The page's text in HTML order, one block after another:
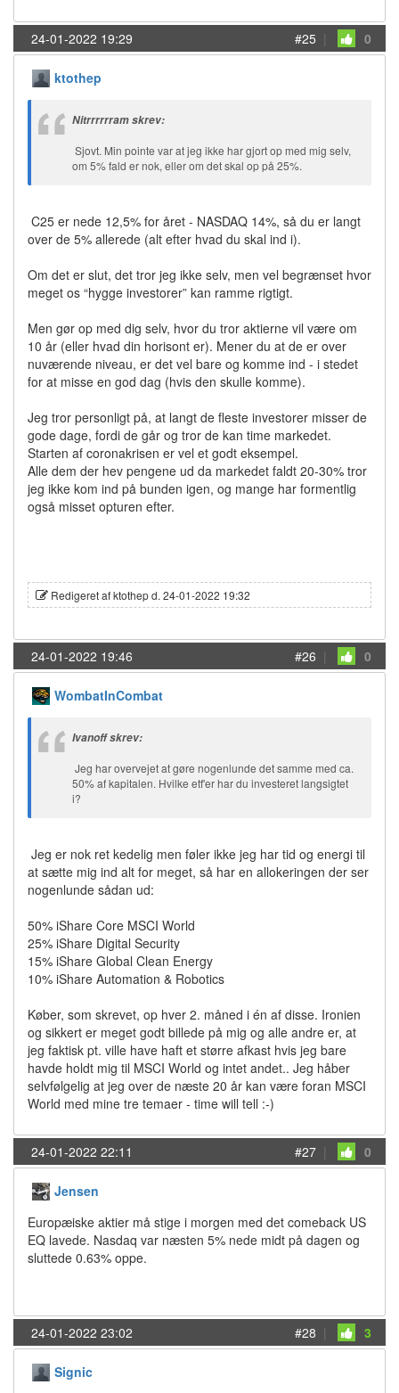
24-01-2022 19:29 #25 | 0
ktothep
Nitrrrrrram skrev:
Sjovt. Min pointe var at jeg ikke har gjort op med mig selv,
om 5% fald er nok, eller om det skal op på 25%.
C25 er nede 12,5% for året - NASDAQ 14%, så du er langt
over de 5% allerede (alt efter hvad du skal ind i).
Om det er slut, det tror jeg ikke selv, men vel begrænset hvor
meget os “hygge investorer” kan ramme rigtigt.
Men gør op med dig selv, hvor du tror aktierne vil være om
10 år (eller hvad din horisont er). Mener du at de er over
nuværende niveau, er det vel bare og komme ind - i stedet
for at misse en god dag (hvis den skulle komme).
Jeg tror personligt på, at langt de fleste investorer misser de
gode dage, fordi de går og tror de kan time markedet.
Starten af coronakrisen er vel et godt eksempel.
Alle dem der hev pengene ud da markedet faldt 20-30% tror
jeg ikke kom ind på bunden igen, og mange har formentlig
også misset opturen efter.
Redigeret af ktothep d. 24-01-2022 19:32
24-01-2022 19:46 #26 | 0
WombatInCombat
Ivanoff skrev:
Jeg har overvejet at gøre nogenlunde det samme med ca.
50% af kapitalen. Hvilke etf'er har du investeret langsigtet
i?
Jeg er nok ret kedelig men føler ikke jeg har tid og energi til
at sætte mig ind alt for meget, så har en allokeringen der ser
nogenlunde sådan ud:
50% iShare Core MSCI World
25% iShare Digital Security
15% iShare Global Clean Energy
10% iShare Automation & Robotics
Køber, som skrevet, op hver 2. måned i én af disse. Ironien
og sikkert er meget godt billede på mig og alle andre er, at
jeg faktisk pt. ville have haft et større afkast hvis jeg bare
havde holdt mig til MSCI World og intet andet.. Jeg håber
selvfølgelig at jeg over de næste 20 år kan være foran MSCI
World med mine tre temaer - time will tell :-)
24-01-2022 22:11 #27 | 0
Jensen
Europæiske aktier må stige i morgen med det comeback US
EQ lavede. Nasdaq var næsten 5% nede midt på dagen og
sluttede 0.63% oppe.
24-01-2022 23:02 #28 | 3
Signic